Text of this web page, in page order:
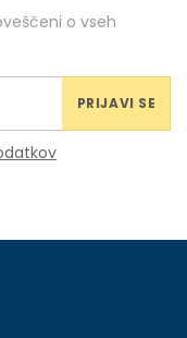
o vseh
PRIJAVI SE